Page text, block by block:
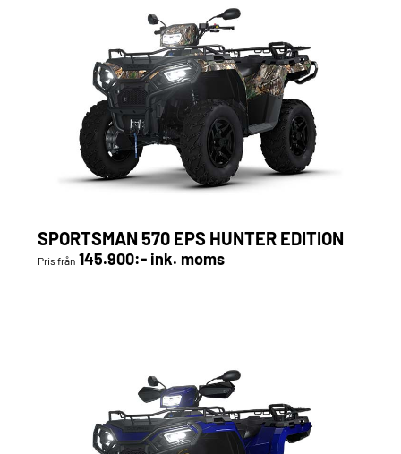
SPORTSMAN 570 EPS HUNTER EDITION
Pris från 145.900:- ink. moms